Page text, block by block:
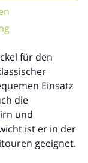
für den
Einsatz
die
und
ist er in der
geeignet.